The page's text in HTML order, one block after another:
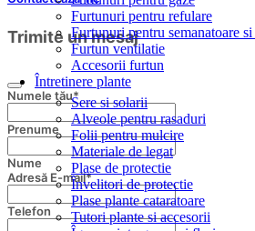
Furtunuri pentru refulare
Furtunuri pentru semanatoare
Furtun ventilatie
Accesorii furtun
Întretinere plante
Sere si solarii
Alveole pentru rasaduri
Folii pentru mulcire
Materiale de legat
Plase de protectie
Învelitori de protectie
Plase plante cataratoare
Tutori plante si accesorii
Trimite un mesaj
Your
*
Numele tău*
Prenume
Nume
Adresă E-mail*
Telefon